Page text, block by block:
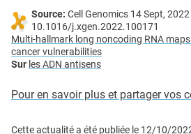
Source: Cell Genomics 14 Sept, 2022
10.1016/j.xgen.2022.100171
Multi-hallmark long noncoding RNA
cancer vulnerabilities
Sur les ADN antisens
Pour en savoir plus et partager vos
Cette actualité a été publiée le 12/10/